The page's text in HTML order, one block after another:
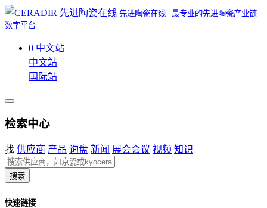
先进陶瓷在线 - 最专业的先进陶瓷产业链
数字平台
0 中文站
中文站
国际站
检索中心
找 供应商 产品 询盘 新闻 展会会议 视频 知识
搜索
快速链接